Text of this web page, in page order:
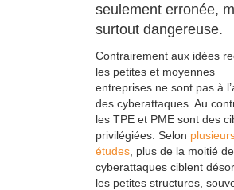
seulement erronée,
surtout dangereuse.
Contrairement aux idées
les petites et moyennes
entreprises ne sont pas à
des cyberattaques. Au
les TPE et PME sont des
privilégiées. Selon
études, plus de la moitié
cyberattaques ciblent
les petites structures,